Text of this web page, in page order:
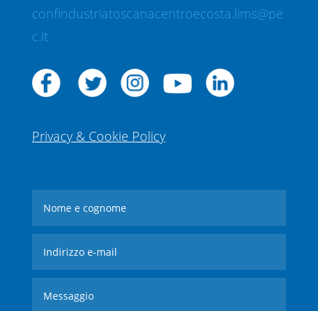
confindustriatoscanacentroecosta.lims@pe
c.it
Privacy & Cookie Policy